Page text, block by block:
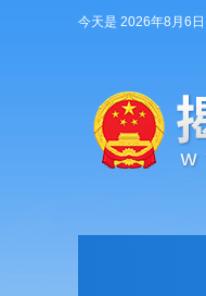
今天是 2026年8月6日